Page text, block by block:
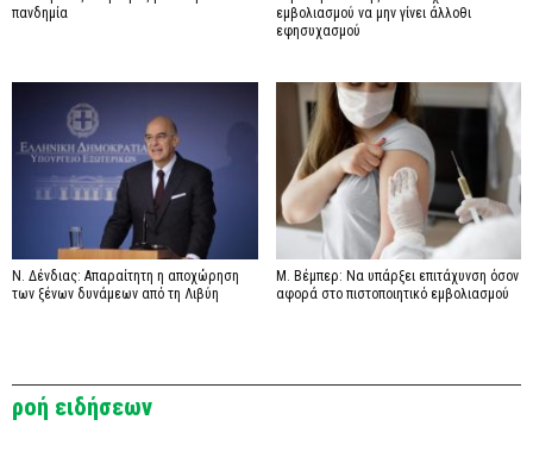
πανδημία
εμβολιασμού να μην γίνει άλλοθι
εφησυχασμού
Ν. Δένδιας: Απαραίτητη η αποχώρηση
των ξένων δυνάμεων από τη Λιβύη
Μ. Βέμπερ: Να υπάρξει επιτάχυνση όσον
αφορά στο πιστοποιητικό εμβολιασμού
ροή ειδήσεων